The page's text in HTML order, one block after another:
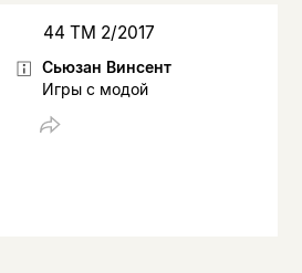
44 ТМ 2/2017
Сьюзан Винсент
Игры с модой